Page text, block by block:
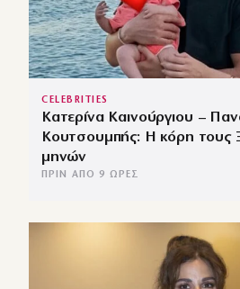
CELEBRITIES
Κατερίνα Καινούργιου –
Κουτσουμπής: Η κόρη τους
μηνών
ΠΡΙΝ ΑΠΌ 9 ΏΡΕΣ